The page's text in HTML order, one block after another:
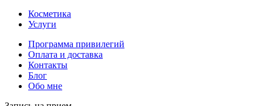
Косметика
Услуги
Программа привилегий
Оплата и доставка
Контакты
Блог
Обо мне